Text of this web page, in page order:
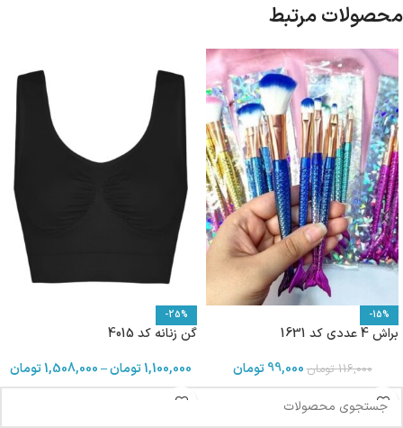
محصولات مرتبط
-15%
براش 4 عددی کد 1631
116,000 تومان99,000 تومان
-25%
گن زنانه کد 4015
1,100,000تومان–
1,508,000تومان